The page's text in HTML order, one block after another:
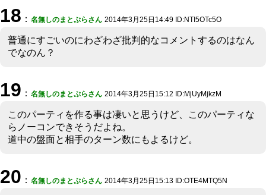
18 ： 名無しのまとぷらさん 2014年3月25日14:49 ID:NTI5OTc5O
普通にすごいのにわざわざ批判的なコメントするのはなん
でなのん？
19 ： 名無しのまとぷらさん 2014年3月25日15:12 ID:MjUyMjkzM
このパーティを作る事は凄いと思うけど、このパーティな
らノーコンできそうだよね。
道中の盤面と相手のターン数にもよるけど。
20 ： 名無しのまとぷらさん 2014年3月25日15:13 ID:OTE4MTQ5N